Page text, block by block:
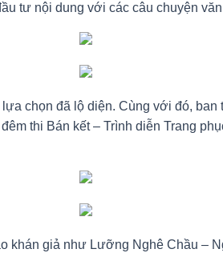
tư nội dung với các câu chuyện
chọn đã lộ diện. Cùng với đó,
thi Bán kết – Trình diễn Trang
giả như Lưỡng Nghê Chầu –